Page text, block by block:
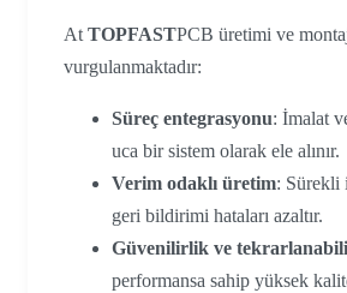
At TOPFASTPCB üretimi ve
vurgulanmaktadır:
Süreç entegrasyonu: İmalat
uca bir sistem olarak ele alınır.
Verim odaklı üretim: Sürekli
geri bildirimi hataları azaltır.
Güvenilirlik ve
performansa sahip yüksek